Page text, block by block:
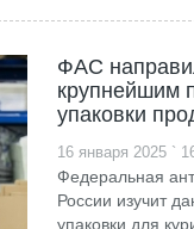
ФАС
крупнейшим
упаковки
16 января 2025 `
Федеральная
России изучит
упаковки для